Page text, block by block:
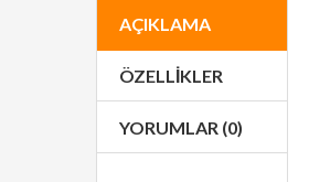
AÇIKLAMA
ÖZELLIKLER
YORUMLAR (0)